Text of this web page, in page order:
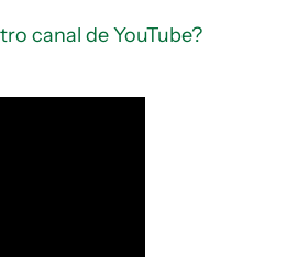
canal de YouTube?